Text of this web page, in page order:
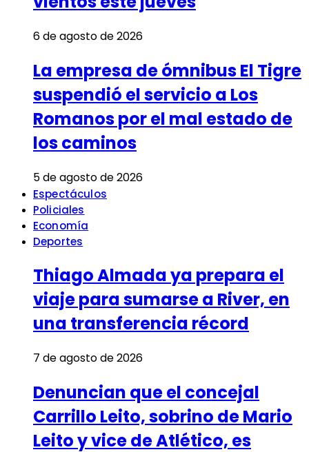
6 de agosto de 2026
La empresa de ómnibus El Tigre
suspendió el servicio a Los
Romanos por el mal estado de
los caminos
5 de agosto de 2026
Espectáculos
Policiales
Economía
Deportes
Thiago Almada ya prepara el
viaje para sumarse a River, en
una transferencia récord
7 de agosto de 2026
Denuncian que el concejal
Carrillo Leito, sobrino de Mario
Leito y vice de Atlético, es